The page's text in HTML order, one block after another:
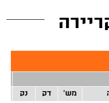
מש' דק נק